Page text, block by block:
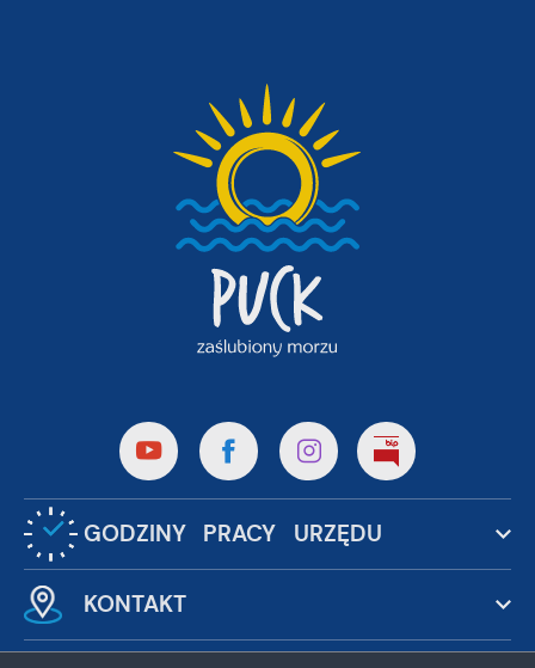
GODZINY PRACY URZĘDU
KONTAKT